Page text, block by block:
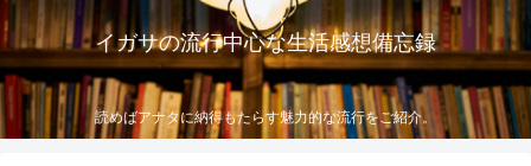
イガサの流行中心な生活感想備忘録
読めばアナタに納得もたらす魅力的な流行をご紹介。